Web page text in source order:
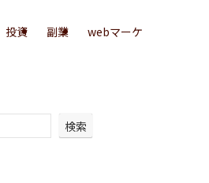
投資 副業 webマーケ
検索